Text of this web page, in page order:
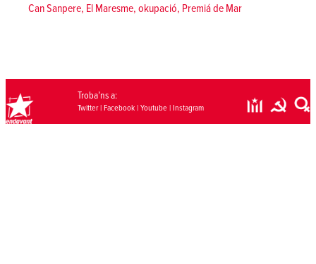
Tags:
Can Sanpere, El Maresme, okupació, Premiá de Mar
Troba’ns a:
Twitter| Facebook| Youtube| Instagram